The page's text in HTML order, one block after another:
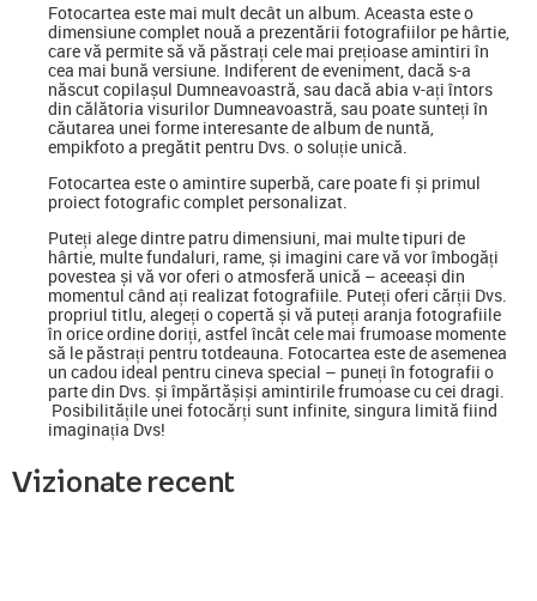
Fotocartea este mai mult decât un album. Aceasta este o
dimensiune complet nouă a prezentării fotografiilor pe hârtie,
care vă permite să vă păstrați cele mai prețioase amintiri în
cea mai bună versiune. Indiferent de eveniment, dacă s-a
născut copilașul Dumneavoastră, sau dacă abia v-ați întors
din călătoria visurilor Dumneavoastră, sau poate sunteți în
căutarea unei forme interesante de album de nuntă,
empikfoto a pregătit pentru Dvs. o soluție unică.
Fotocartea este o amintire superbă, care poate fi și primul
proiect fotografic complet personalizat.
Puteți alege dintre patru dimensiuni, mai multe tipuri de
hârtie, multe fundaluri, rame, și imagini care vă vor îmbogăți
povestea și vă vor oferi o atmosferă unică – aceeași din
momentul când ați realizat fotografiile. Puteți oferi cărții Dvs.
propriul titlu, alegeți o copertă și vă puteți aranja fotografiile
în orice ordine doriți, astfel încât cele mai frumoase momente
să le păstrați pentru totdeauna. Fotocartea este de asemenea
un cadou ideal pentru cineva special – puneți în fotografii o
parte din Dvs. și împărtășiși amintirile frumoase cu cei dragi.
Posibilitățile unei fotocărți sunt infinite, singura limită fiind
imaginația Dvs!
Vizionate recent